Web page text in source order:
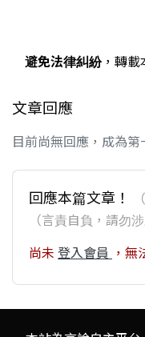
避免法律糾紛，轉載
文章回應
目前尚無回應，成為第
回應本篇文章！
（言責自負，請勿
尚未 登入會員 ，無